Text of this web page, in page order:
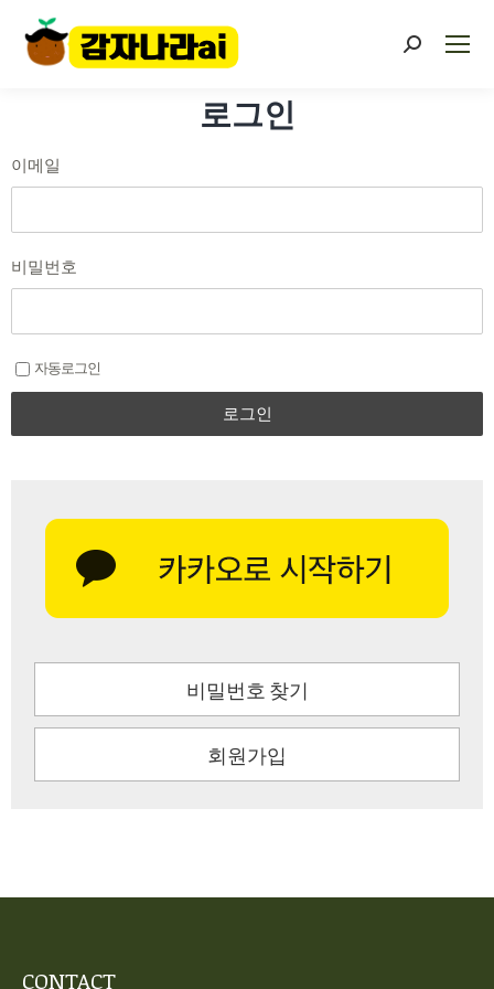
로그인
이메일
비밀번호
자동로그인
로그인
비밀번호 찾기
회원가입
CONTACT